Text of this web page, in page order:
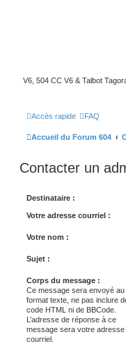
V6, 504 CC V6 & Talbot
Accès rapide FAQ
Accueil du Forum 604
Contacter un
Destinataire :
Votre adresse courriel :
Votre nom :
Sujet :
Corps du message :
Ce message sera envoyé au
format texte, ne pas inclure
code HTML ni de BBCode.
L’adresse de réponse à ce
message sera votre adresse
courriel.